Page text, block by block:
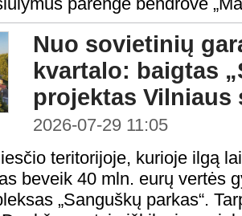
Nuo sovietinių
kvartalo: baigtas
projektas Vilniaus
2026-07-29 11:05
teritorijoje, kurioje ilgą
beveik 40 mln. eurų vertės
„Sanguškų parkas“.